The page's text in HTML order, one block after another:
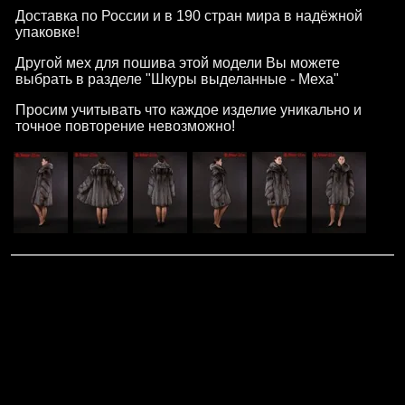
Доставка по России и в 190 стран мира в надёжной
упаковке!
Другой мех для пошива этой модели Вы можете
выбрать в разделе "Шкуры выделанные - Меха"
Просим учитывать что каждое изделие уникально и
точное повторение невозможно!